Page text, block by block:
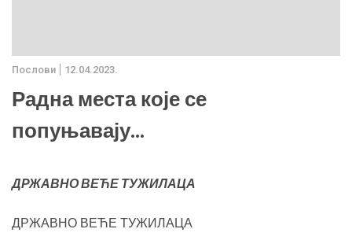
Послови 12.04.2023.
Радна места које се
попуњавају...
ДРЖАВНО ВЕЋЕ ТУЖИЛАЦА
ДРЖАВНО ВЕЋЕ ТУЖИЛАЦА